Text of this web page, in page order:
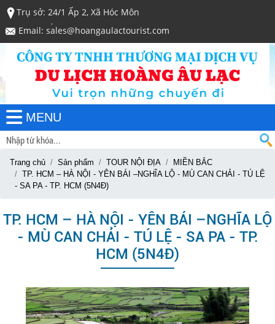
Trụ sở: 24/1 Ấp 2, Xã Hóc Môn
Email: sales@hoangaulactourist.com
MENU
Trang chủ Sản phẩm TOUR NỘI ĐỊA
MIỀN BẮC
TP. HCM – HÀ NỘI - YÊN BÁI –NGHĨA LỘ - MÙ CAN CHẢI - TÚ LỆ
- SA PA - TP. HCM (5N4Đ)
TP. HCM – HÀ NỘI - YÊN BÁI –NGHĨA LỘ
- MÙ CAN CHẢI - TÚ LỆ - SA PA - TP.
HCM (5N4Đ)